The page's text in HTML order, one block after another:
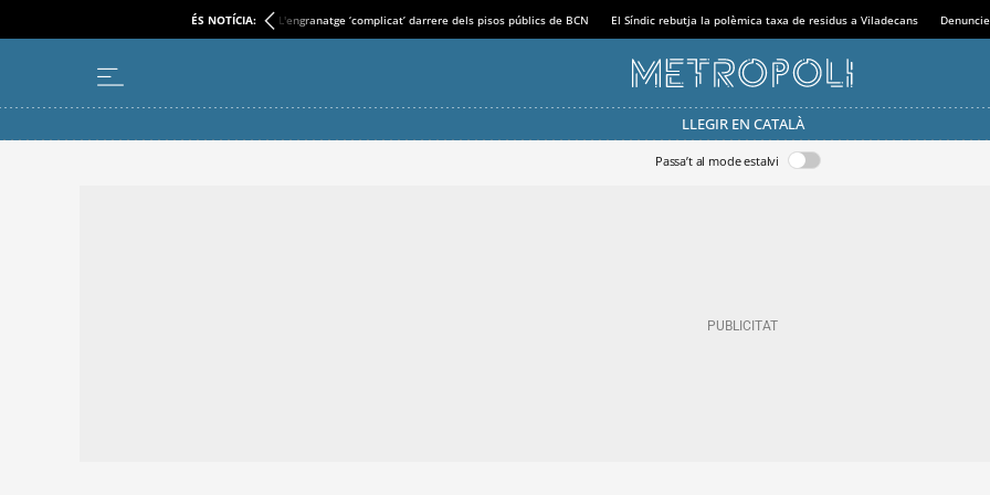
ÉS NOTÍCIA: L'engranatge ‘complicat’ darrere dels pisos públics de BCN El Síndic rebutja la polèmica taxa de residus a Viladecans
LLEGIR EN CATALÀ
Passa’t al mode estalvi